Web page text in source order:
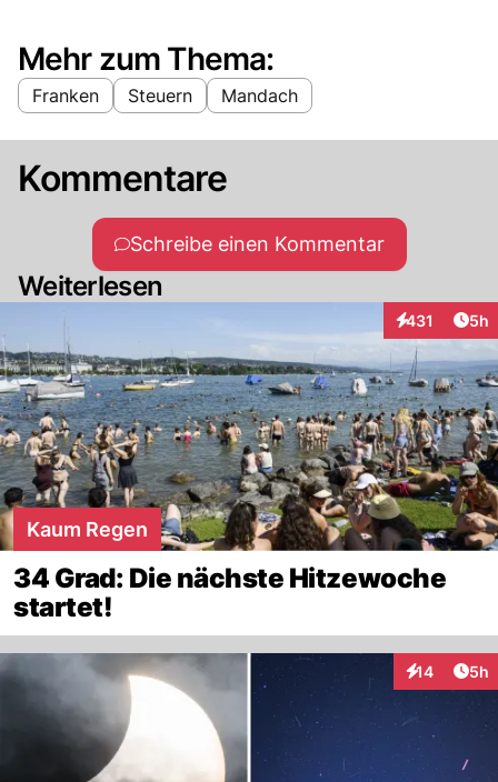
Mehr zum Thema:
Franken Steuern Mandach
Kommentare
Schreibe einen Kommentar
Weiterlesen
431
Interaktionen
5h
Kaum Regen
34 Grad: Die nächste Hitzewoche
startet!
14
Interaktionen
5h